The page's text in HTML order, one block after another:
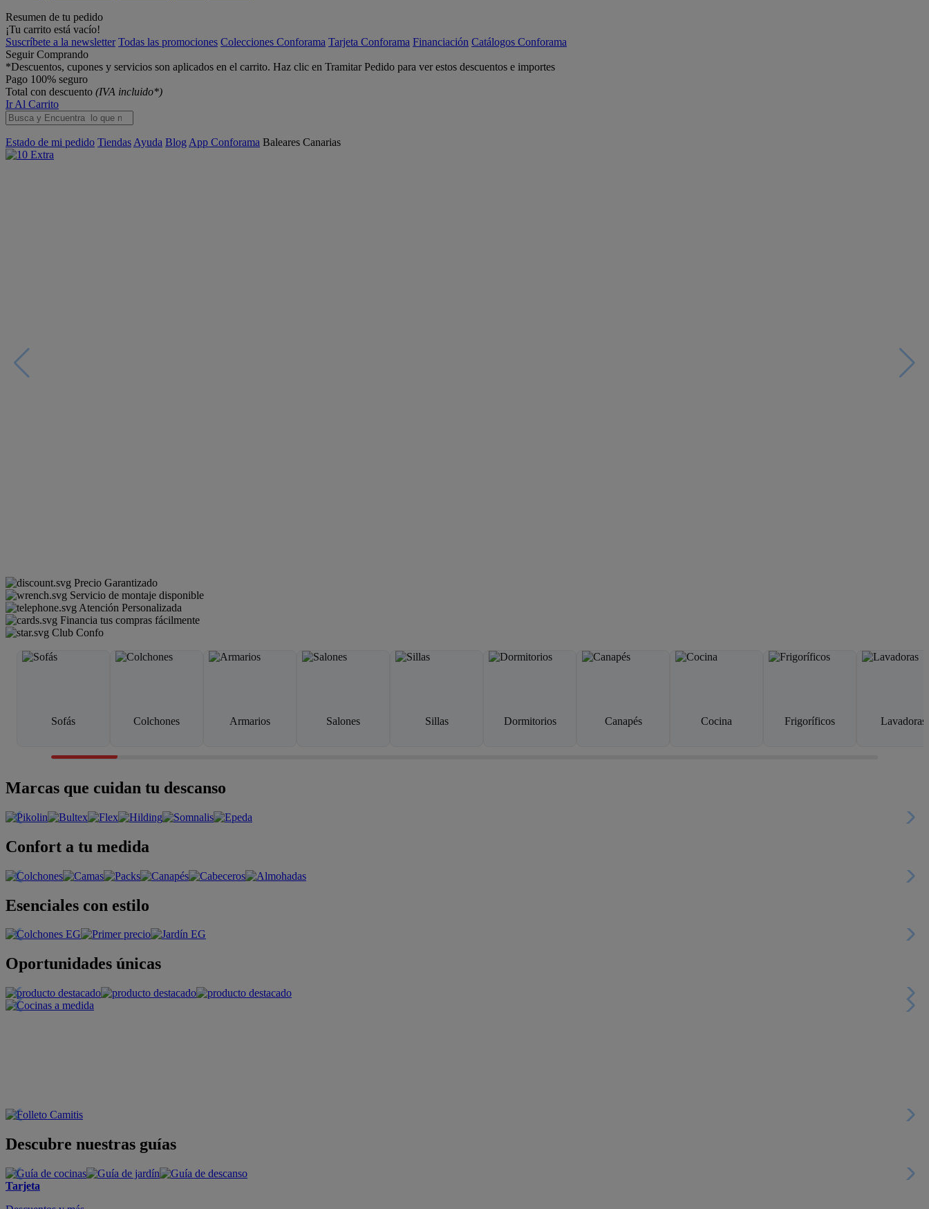
Resumen de tu pedido
¡Tu carrito está vacío!
Suscríbete a la newsletter Todas las promociones Colecciones Conforama Tarjeta Conforama Financiación Catálogos Conforama
Seguir Comprando
*Descuentos, cupones y servicios son aplicados en el carrito. Haz clic en Tramitar Pedido para ver estos descuentos e importes
Pago 100% seguro
Total con descuento (IVA incluido*)
Ir Al Carrito
Estado de mi pedido Tiendas Ayuda Blog App Conforama Baleares Canarias
Precio Garantizado
Servicio de montaje disponible
Atención Personalizada
Financia tus compras fácilmente
Club Confo
Sofás Colchones Armarios Salones Sillas Dormitorios Canapés Cocina Frigoríficos Lavadoras
Marcas que cuidan tu descanso
Confort a tu medida
Esenciales con estilo
Oportunidades únicas
Descubre nuestras guías
Tarjeta